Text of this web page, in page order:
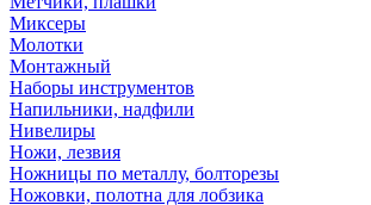
Миксеры
Молотки
Монтажный
Наборы инструментов
Напильники, надфили
Нивелиры
Ножи, лезвия
Ножницы по металлу, болторезы
Ножовки, полотна для лобзика